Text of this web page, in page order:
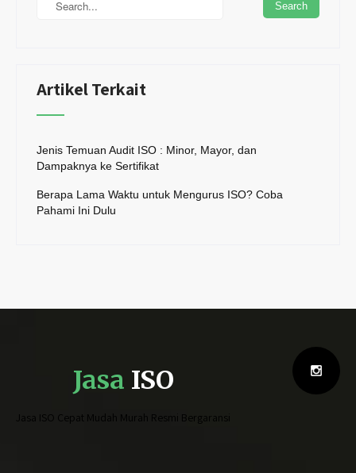
Artikel Terkait
Jenis Temuan Audit ISO : Minor, Mayor, dan
Dampaknya ke Sertifikat
Berapa Lama Waktu untuk Mengurus ISO? Coba
Pahami Ini Dulu
Jasa ISO
Jasa ISO Cepat Mudah Murah Resmi Bergaransi